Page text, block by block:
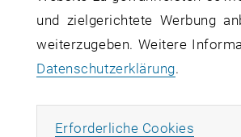
/
und zielgerichtete Werbung
weiterzugeben. Weitere
Datenschutzerklärung.
Erforderliche Cookies